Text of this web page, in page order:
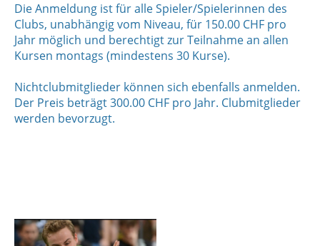
Die Anmeldung ist für alle Spieler/Spielerinnen des
Clubs, unabhängig vom Niveau, für 150.00 CHF pro
Jahr möglich und berechtigt zur Teilnahme an allen
Kursen montags (mindestens 30 Kurse).
Nichtclubmitglieder können sich ebenfalls anmelden.
Der Preis beträgt 300.00 CHF pro Jahr. Clubmitglieder
werden bevorzugt.